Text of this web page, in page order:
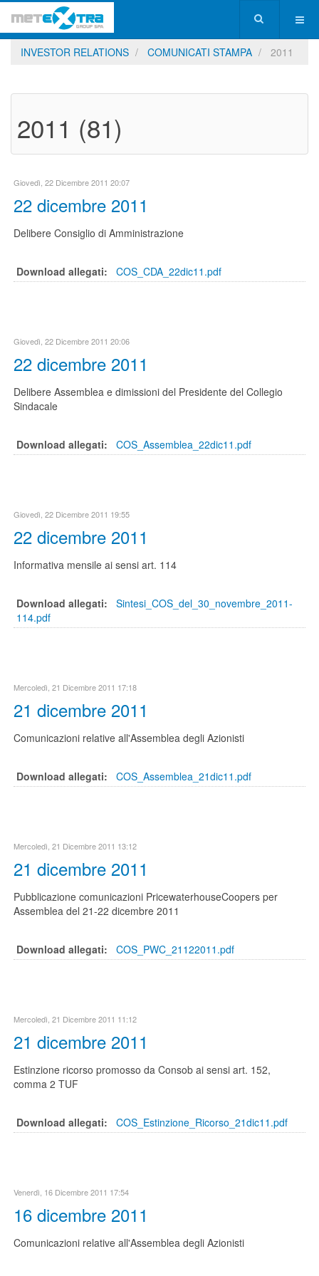
INVESTOR RELATIONS COMUNICATI STAMPA 2011
2011 (81)
Giovedì, 22 Dicembre 2011 20:07
22 dicembre 2011
Delibere Consiglio di Amministrazione
Download allegati: COS_CDA_22dic11.pdf
Giovedì, 22 Dicembre 2011 20:06
22 dicembre 2011
Delibere Assemblea e dimissioni del Presidente del Collegio
Sindacale
Download allegati: COS_Assemblea_22dic11.pdf
Giovedì, 22 Dicembre 2011 19:55
22 dicembre 2011
Informativa mensile ai sensi art. 114
Download allegati:
Sintesi_COS_del_30_novembre_2011-
114.pdf
Mercoledì, 21 Dicembre 2011 17:18
21 dicembre 2011
Comunicazioni relative all'Assemblea degli Azionisti
Download allegati: COS_Assemblea_21dic11.pdf
Mercoledì, 21 Dicembre 2011 13:12
21 dicembre 2011
Pubblicazione comunicazioni PricewaterhouseCoopers per
Assemblea del 21-22 dicembre 2011
Download allegati: COS_PWC_21122011.pdf
Mercoledì, 21 Dicembre 2011 11:12
21 dicembre 2011
Estinzione ricorso promosso da Consob ai sensi art. 152,
comma 2 TUF
Download allegati: COS_Estinzione_Ricorso_21dic11.pdf
Venerdì, 16 Dicembre 2011 17:54
16 dicembre 2011
Comunicazioni relative all'Assemblea degli Azionisti